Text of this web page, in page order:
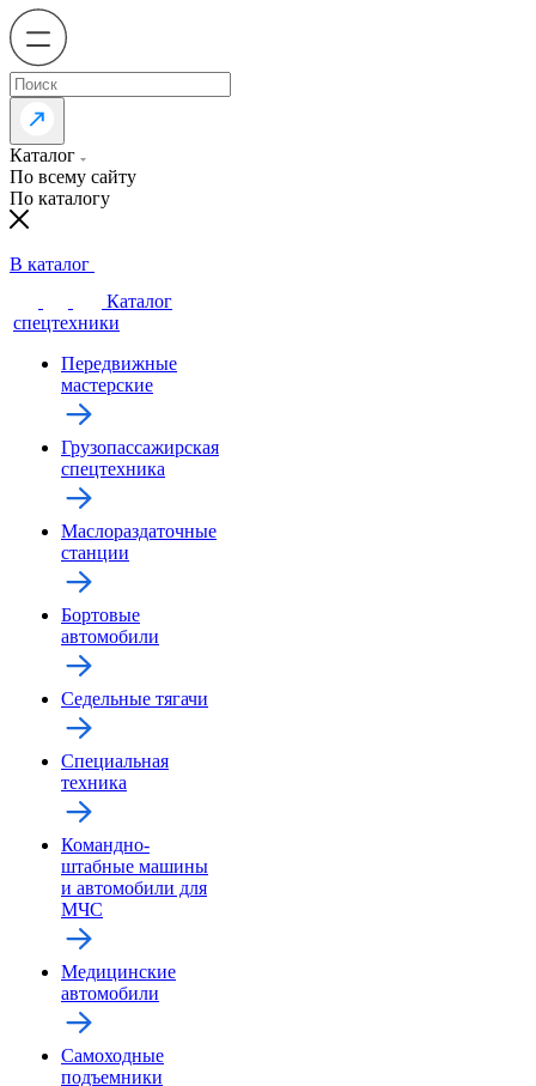
Каталог
По всему сайту
По каталогу
В каталог
Каталог
спецтехники
Передвижные
мастерские
Грузопассажирская
спецтехника
Маслораздаточные
станции
Бортовые
автомобили
Седельные тягачи
Специальная
техника
Командно-
штабные машины
и автомобили для
МЧС
Медицинские
автомобили
Самоходные
подъемники